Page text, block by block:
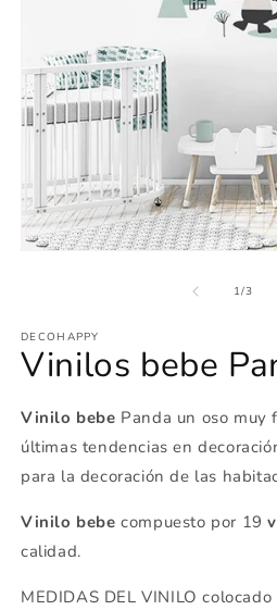
una
ventana
modal
1/de
3
DECOHAPPY
Vinilos bebe
Vinilo bebe Panda un oso muy
últimas tendencias en
para la decoración de las
Vinilo bebe compuesto por 19
calidad.
MEDIDAS DEL VINILO